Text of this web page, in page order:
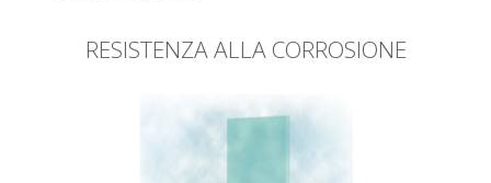
RESISTENZA ALLA CORROSIONE